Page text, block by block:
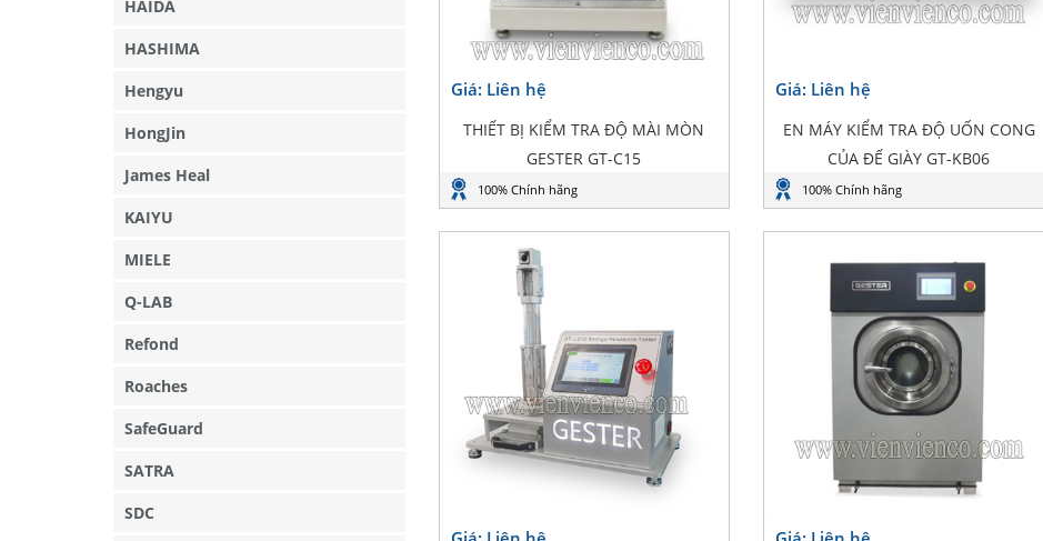
Giá: Liên hệ
THIẾT BỊ KIỂM TRA ĐỘ MÀI MÒN
GESTER GT-C15
100% Chính hãng
Giá: Liên hệ
EN MÁY KIỂM TRA ĐỘ UỐN CONG
CỦA ĐẾ GIÀY GT-KB06
100% Chính hãng
HAIDA
HASHIMA
Hengyu
HongJin
James Heal
KAIYU
MIELE
Q-LAB
Refond
Roaches
SafeGuard
SATRA
SDC